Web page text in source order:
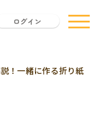
ログイン
！一緒に作る折り紙